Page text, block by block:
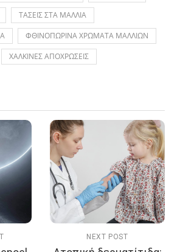
ΤΑΣΕΙΣ ΣΤΑ ΜΑΛΛΙΑ
ΦΘΙΝΟΠΩΡΙΝΑ ΧΡΩΜΑΤΑ ΜΑΛΛΙΩΝ
ΧΑΛΚΙΝΕΣ ΑΠΟΧΡΩΣΕΙΣ
NEXT POST